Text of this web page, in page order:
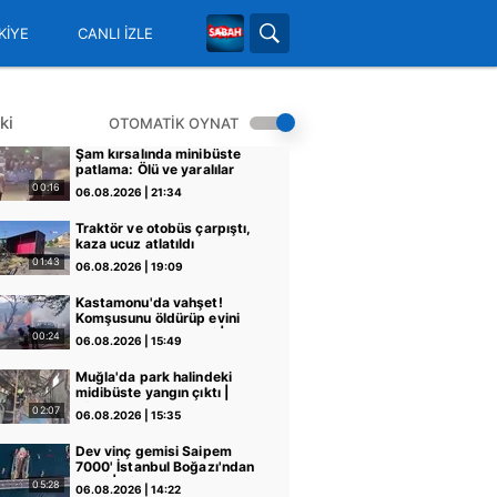
CANLI İZLE
OTOMATİK OYNAT
00:16
Şam kırsalında minibüste
patlama: Ölü ve yaralılar
var
06.08.2026 | 21:34
01:43
Traktör ve otobüs çarpıştı,
kaza ucuz atlatıldı
06.08.2026 | 19:09
00:24
Kastamonu'da vahşet!
Komşusunu öldürüp evini
ve aracını ateşe verdi |
Video
06.08.2026 | 15:49
02:07
Muğla'da park halindeki
midibüste yangın çıktı |
Video
06.08.2026 | 15:35
05:28
Dev vinç gemisi Saipem
7000' İstanbul Boğazı'ndan
geçti | Video
06.08.2026 | 14:22